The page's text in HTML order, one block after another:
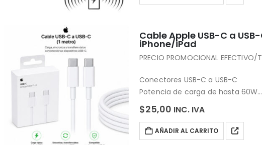
Cable Apple USB-C a
iPhone/iPad
PRECIO PROMOCIONAL EFECTIVO/
Conectores USB-C a USB-C
Potencia de carga de hasta 60W
Diseño tejido reforzado de alta
Longitud de 1 metro
Compatible con iPhone, iPad,
Producto…
$25,00 INC. IVA
AÑADIR AL CARRITO